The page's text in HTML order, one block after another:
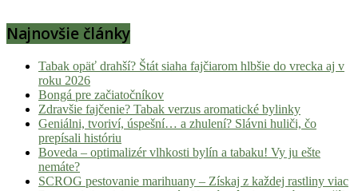
najlepší
chill-
out,
stoner
tipy
lifestyle.
Klikni
nalaď
Najnovšie články
Tabak opäť drahší? Štát siaha fajčiarom hlbšie do vrecka aj v
roku 2026
Bongá pre začiatočníkov
Zdravšie fajčenie? Tabak verzus aromatické bylinky
Geniálni, tvoriví, úspešní… a zhulení? Slávni huliči, čo
prepísali históriu
Boveda – optimalizér vlhkosti bylín a tabaku! Vy ju ešte
nemáte?
SCROG pestovanie marihuany – Získaj z každej rastliny viac